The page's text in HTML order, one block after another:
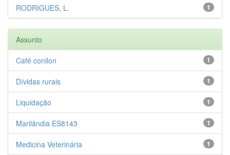
1
RODRIGUES, L.
Assunto
1
Café conilon
1
Dívidas rurais
1
Liquidação
1
Marilândia ES8143
1
Medicina Veterinária